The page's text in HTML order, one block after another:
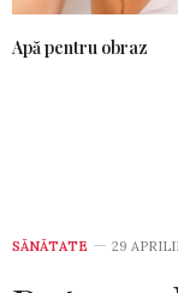
Apă pentru obraz
SĂNĂTATE 29